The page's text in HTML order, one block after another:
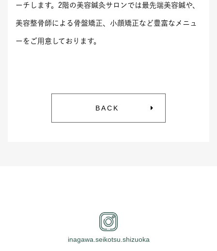
ーチします。2階の美容鍼灸サロンでは最先端美容鍼や、
美容整骨師による骨盤矯正、小顔矯正など豊富なメニュ
ーをご用意しております。
BACK
inagawa.seikotsu.shizuoka